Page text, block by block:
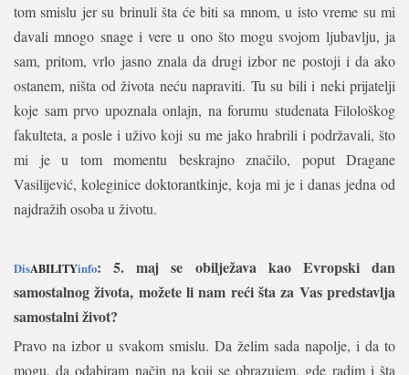
tom smislu jer su brinuli šta će biti sa mnom, u isto vreme su mi
davali mnogo snage i vere u ono što mogu svojom ljubavlju, ja
sam, pritom, vrlo jasno znala da drugi izbor ne postoji i da ako
ostanem, ništa od života neću napraviti. Tu su bili i neki prijatelji
koje sam prvo upoznala onlajn, na forumu studenata Filološkog
fakulteta, a posle i uživo koji su me jako hrabrili i podržavali, što
mi je u tom momentu beskrajno značilo, poput Dragane
Vasilijević, koleginice doktorantkinje, koja mi je i danas jedna od
najdražih osoba u životu.
DisABILITYinfo: 5. maj se obilježava kao Evropski dan
samostalnog života, možete li nam reći šta za Vas predstavlja
samostalni život?
Pravo na izbor u svakom smislu. Da želim sada napolje, i da to
mogu, da odabiram način na koji se obrazujem, gde radim i šta